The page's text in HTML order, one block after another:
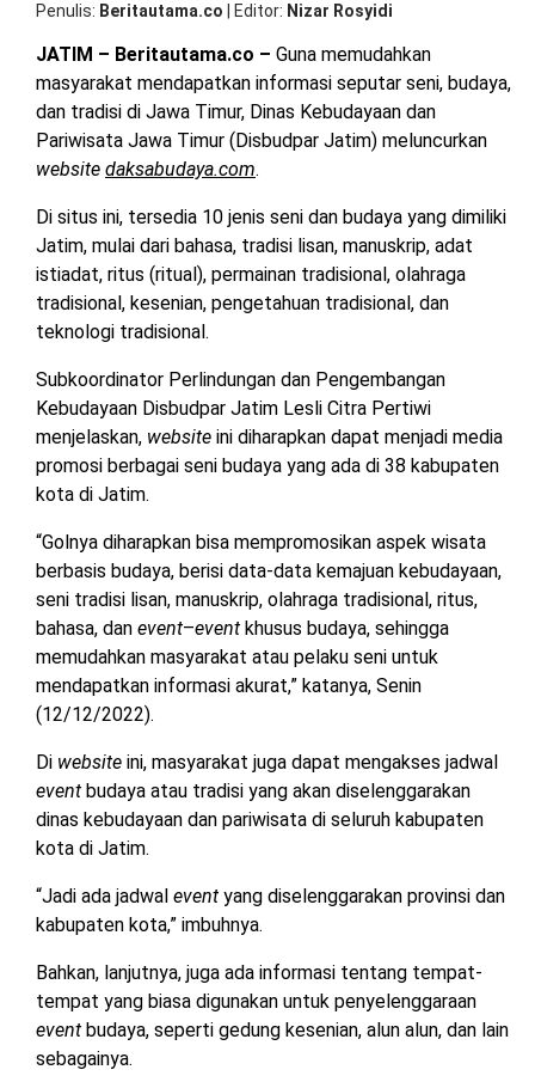
BERITABARU.CO
KABARBARU.CO
SERIKATNEWS.COM
PEWARTANUSANTARA.COM
LANGGAR.CO
JOBNAS.COM
SURAU.CO
REDAKSI
TENTANG
KERJASAMA
PEDOMAN
CYBER
Penulis Beritautama.co Editor Nizar Rosyidi
JATIM – Beritautama.co – Guna memudahkan
masyarakat mendapatkan informasi seputar seni, budaya,
dan tradisi di Jawa Timur, Dinas Kebudayaan dan
Pariwisata Jawa Timur (Disbudpar Jatim) meluncurkan
website daksabudaya.com.
Di situs ini, tersedia 10 jenis seni dan budaya yang dimiliki
Jatim, mulai dari bahasa, tradisi lisan, manuskrip, adat
istiadat, ritus (ritual), permainan tradisional, olahraga
tradisional, kesenian, pengetahuan tradisional, dan
teknologi tradisional.
Subkoordinator Perlindungan dan Pengembangan
Kebudayaan Disbudpar Jatim Lesli Citra Pertiwi
menjelaskan, website ini diharapkan dapat menjadi media
promosi berbagai seni budaya yang ada di 38 kabupaten
kota di Jatim.
“Golnya diharapkan bisa mempromosikan aspek wisata
berbasis budaya, berisi data-data kemajuan kebudayaan,
seni tradisi lisan, manuskrip, olahraga tradisional, ritus,
bahasa, dan event–event khusus budaya, sehingga
memudahkan masyarakat atau pelaku seni untuk
mendapatkan informasi akurat,” katanya, Senin
(12/12/2022).
Di website ini, masyarakat juga dapat mengakses jadwal
event budaya atau tradisi yang akan diselenggarakan
dinas kebudayaan dan pariwisata di seluruh kabupaten
kota di Jatim.
“Jadi ada jadwal event yang diselenggarakan provinsi dan
kabupaten kota,” imbuhnya.
Bahkan, lanjutnya, juga ada informasi tentang tempat-
tempat yang biasa digunakan untuk penyelenggaraan
event budaya, seperti gedung kesenian, alun alun, dan lain
sebagainya.